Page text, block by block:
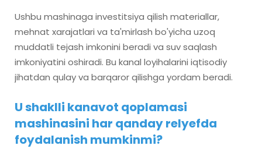
Ushbu mashinaga investitsiya qilish materiallar,
mehnat xarajatlari va ta'mirlash bo'yicha uzoq
muddatli tejash imkonini beradi va suv saqlash
imkoniyatini oshiradi. Bu kanal loyihalarini iqtisodiy
jihatdan qulay va barqaror qilishga yordam beradi.
U shaklli kanavot qoplamasi
mashinasini har qanday relyefda
foydalanish mumkinmi?